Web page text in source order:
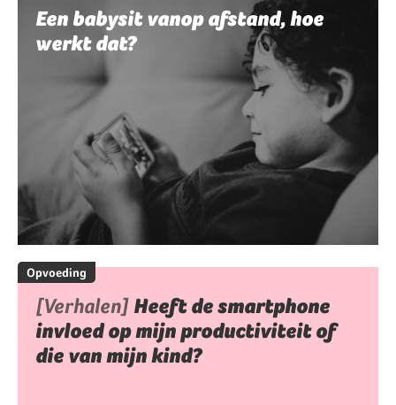
Een babysit vanop afstand, hoe
werkt dat?
Opvoeding
[Verhalen] Heeft de smartphone
invloed op mijn productiviteit of
die van mijn kind?